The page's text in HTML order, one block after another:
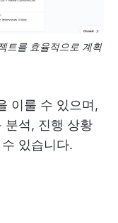
트를 효율적으로 계획
이룰 수 있으며,
분석, 진행 상황
있습니다.